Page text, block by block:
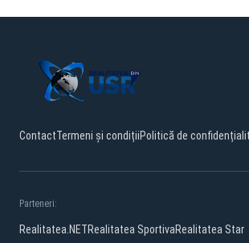
ContactTermeni și condițiiPolitică de
Parteneri:
Realitatea.NETRealitatea SportivaRealitatea Star